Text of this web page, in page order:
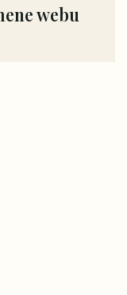
webu